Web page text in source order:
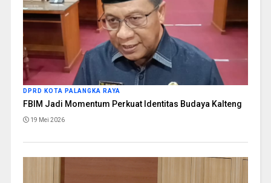
DPRD KOTA PALANGKA RAYA
FBIM Jadi Momentum Perkuat Identitas Budaya Kalteng
19 Mei 2026